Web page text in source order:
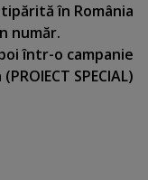
în România
număr.
într-o campanie
SPECIAL)